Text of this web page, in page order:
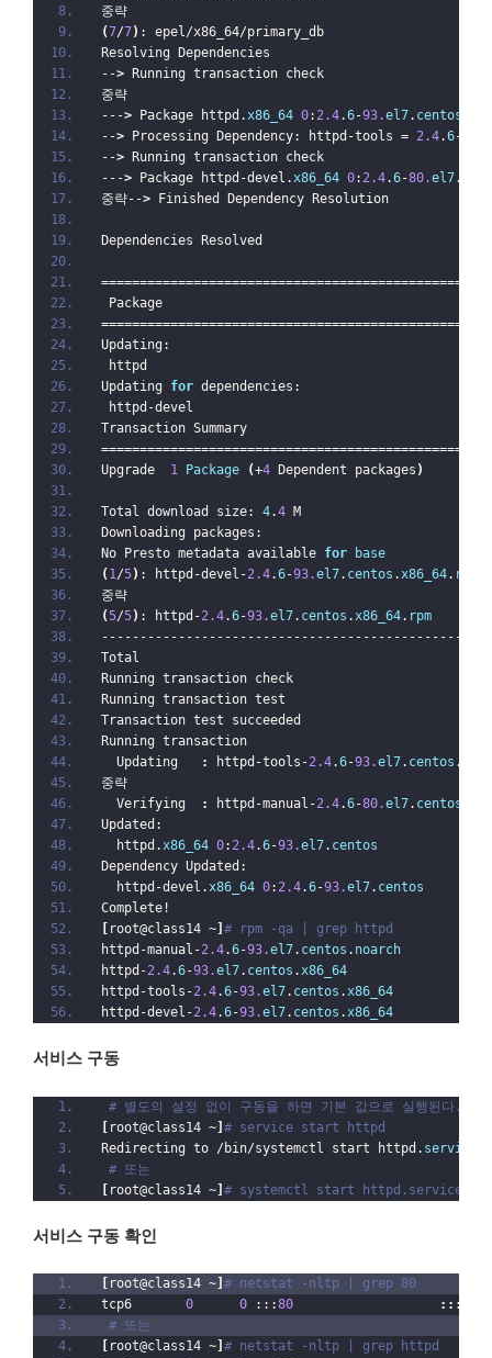
중략
(7/7) : epel/
Resolving Dependencies
--> Running transaction check
중략
---> Package httpd.x86_64 0: 2.4.6-93.el7. centos
--> Processing Dependency: httpd-tools = 2.4.6-
--> Running transaction check
---> Package httpd-devel.x86_64 0: 2.4.6-80.el7.
중략--> Finished Dependency Resolution
Dependencies Resolved
Package
Updating:
httpd
Updating for dependencies:
httpd-devel
Transaction Summary
Upgrade 1 Package (+4 Dependent packages )
Total download size: 4.4 M
Downloading packages:
No Presto metadata available for
base
( 1/5) : httpd-devel-2.4.6-93.el7. centos .x86_64. rpm
중략
(5/5) : httpd-2.4.6-93.el7. centos .x86_64. rpm
Running transaction check
Running transaction test
Transaction test succeeded
Running transaction
  Updating
: httpd-tools-2.4.6-93.el7. centos .
중략
  Verifying
: httpd-manual-2.4.6-80.el7. centos
Updated:
  httpd.
x86_64 0: 2.4.6-93.el7. centos
Dependency Updated:
  httpd-devel.
x86_64 0: 2.4.6-93.el7. centos
Complete!
root@class14 ~ # rpm -qa | grep httpd
httpd-manual-2.4.6-93.el7. centos . noarch
httpd-2.4.6-93.el7. centos .x86_64
httpd-tools-2.4.6-93.el7. centos .x86_64
httpd-devel-2.4.6-93.el7. centos .x86_64
서비스 구동
# 별도의 설정 없이 구동을 하면 기본 값으로 실행된다.
[ root@class14 ~] # service start httpd
Redirecting to /bin/systemctl start httpd. service
# 또는
[ root@class14 ~] # systemctl start httpd.service
서비스 구동 확인
root@class14 ~ # netstat -nltp | grep 80
tcp6 0 0 :::80 :::*
# 또는
root@class14 ~ # netstat -nltp | grep httpd